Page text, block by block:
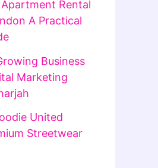
Rental
A Practical
Business
Marketing
United
Streetwear